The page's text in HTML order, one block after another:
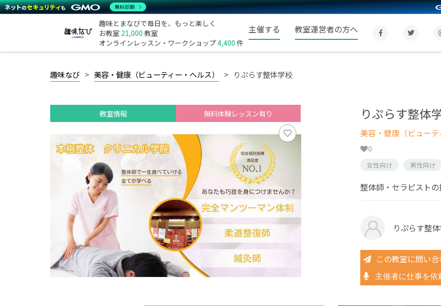
趣味とまなびで毎日を、もっと楽しく
お教室 21,000 教室
オンラインレッスン・ワークショップ4,400 件
主催する 教室運営者の方へ
趣味なび 美容・健康（ビューティー・ヘルス） りぷらす整体学校
教室情報 無料体験レッスン有り りぷらす整体
美容・健康（ビュー
0
女性向け 男性向け
整体師・セラピスト
りぷらす整
この教室に問い
主催者に仕事を依
無料診断